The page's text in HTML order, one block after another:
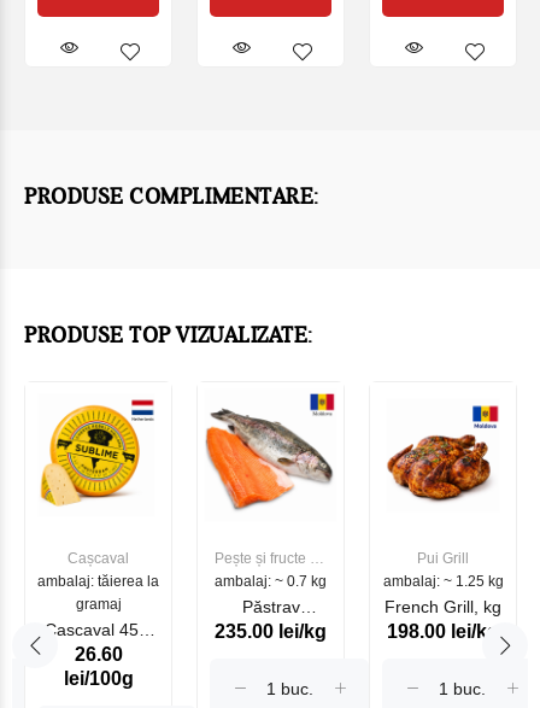
PRODUSE COMPLIMENTARE:
PRODUSE TOP VIZUALIZATE:
Cașcaval
ambalaj: tăierea la
gramaj
Cascaval 45%
Maasdam
Sublime Cow
26.60
lei/100g
Pește și fructe de
mare
ambalaj: ~ 0.7 kg
Păstrav
Somonat
235.00 lei/kg
Pui Grill
ambalaj: ~ 1.25 kg
French Grill, kg
198.00 lei/kg